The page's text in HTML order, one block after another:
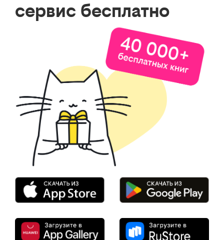
сервис бесплатно